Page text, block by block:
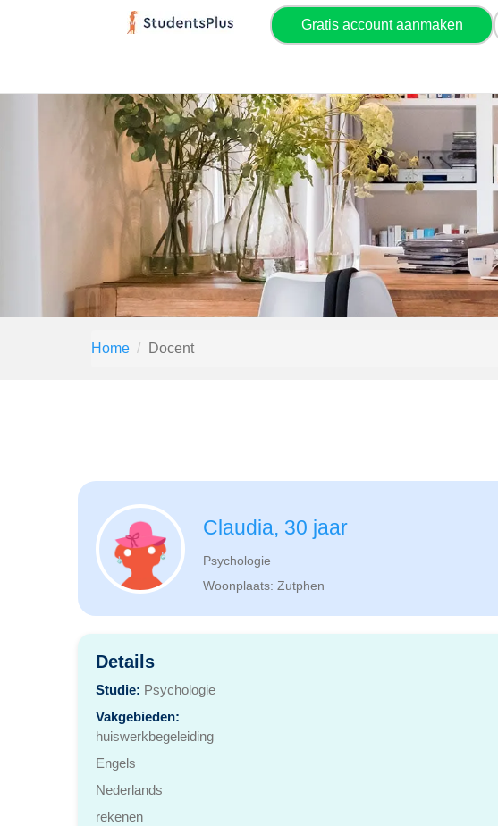
Gratis account aanmaken
Home Docent
Claudia, 30 jaar
Psychologie
Woonplaats: Zutphen
Details
Studie: Psychologie
Vakgebieden:
huiswerkbegeleiding
Engels
Nederlands
rekenen